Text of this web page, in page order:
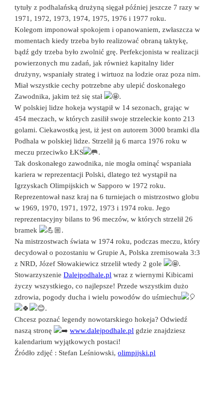
tytuły z podhalańską drużyną sięgał później jeszcze 7 razy w
1971, 1972, 1973, 1974, 1975, 1976 i 1977 roku.
Kolegom imponował spokojem i opanowaniem, zwłaszcza w
momentach kiedy trzeba było realizować obraną taktykę,
bądź gdy trzeba było zwolnić grę. Perfekcjonista w realizacji
powierzonych mu zadań, jak również kapitalny lider
drużyny, wspaniały strateg i wirtuoz na lodzie oraz poza nim.
Miał wszystkie cechy potrzebne aby ulepić doskonałego
Zawodnika, jakim też się stał
.
W polskiej lidze hokeja wystąpił w 14 sezonach, grając w
454 meczach, w których zasilił swoje strzeleckie konto 213
golami. Ciekawostką jest, iż jest on autorem 3000 bramki dla
Podhala w polskiej lidze. Strzelił ją 6 marca 1976 roku w
meczu przeciwko ŁKS
.
Tak doskonałego zawodnika, nie mogła ominąć wspaniała
kariera w reprezentacji Polski, dlatego też wystąpił na
Igrzyskach Olimpijskich w Sapporo w 1972 roku.
Reprezentował nasz kraj na 6 turniejach o mistrzostwo globu
w 1969, 1970, 1971, 1972, 1973 i 1974 roku. Jego
reprezentacyjny bilans to 96 meczów, w których strzelił 26
bramek
.
Na mistrzostwach świata w 1974 roku, podczas meczu, który
decydował o pozostaniu w Grupie A, Polska zremisowała 3:3
z NRD, Józef Słowakiewicz strzelił wtedy 2 gole
.
StowarzyszenieDalejpodhale.pl wraz z wiernymi Kibicami
życzy wszystkiego, co najlepsze! Przede wszystkim dużo
zdrowia, pogody ducha i wielu powodów do uśmiechu
.
Chcesz poznać legendy nowotarskiego hokeja? Odwiedź
naszą stronę
www.dalejpodhale.pl gdzie znajdziesz
kalendarium wyjątkowych postaci!
Źródło zdjęć : Stefan Leśniowski,olimpijski.pl